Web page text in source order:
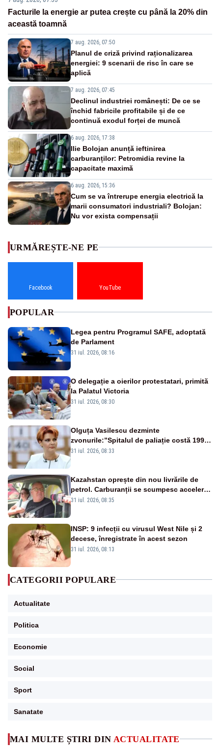
Facturile la energie ar putea crește cu până la 20% din
această toamnă
7 aug. 2026, 07:50
Planul de criză privind raționalizarea
energiei: 9 scenarii de risc în care se
aplică
7 aug. 2026, 07:45
Declinul industriei românești: De ce se
închid fabricile profitabile și de ce
continuă exodul forței de muncă
6 aug. 2026, 17:38
Ilie Bolojan anunță ieftinirea
carburanților: Petromidia revine la
capacitate maximă
6 aug. 2026, 15:36
Cum se va întrerupe energia electrică la
marii consumatori industriali? Bolojan:
Nu vor exista compensații
MAI MULTE ȘTIRI DIN ACTUALITATE
URMĂREȘTE-NE PE
Facebook YouTube
POPULAR
Legea pentru Programul SAFE, adoptată
de Parlament
31 iul. 2026, 08:16
O delegație a oierilor protestatari, primită
la Palatul Victoria
31 iul. 2026, 08:30
Olguța Vasilescu dezminte
zvonurile:”Spitalul de paliație costă 199
de milioane de euro, nu 500 de milioane”
31 iul. 2026, 08:33
Kazahstan oprește din nou livrările de
petrol. Carburanții se scumpesc accelerat,
iar românii plătesc nota de plată
31 iul. 2026, 08:35
INSP: 9 infecții cu virusul West Nile și 2
decese, înregistrate în acest sezon
31 iul. 2026, 08:13
CATEGORII POPULARE
Actualitate
Politica
Economie
Social
Sport
Sanatate